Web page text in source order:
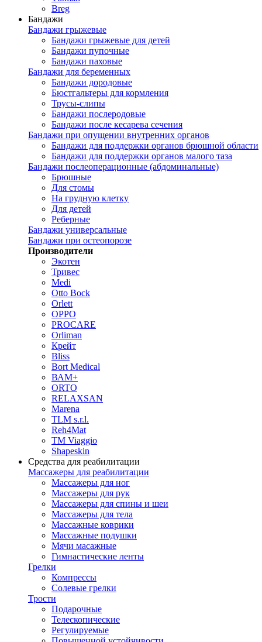
Breg
Бандажи
Бандажи грыжевые
Бандажи грыжевые для детей
Бандажи пупочные
Бандажи паховые
Бандажи для беременных
Бандажи дородовые
Бюстгальтеры для кормления
Трусы-слипы
Бандажи послеродовые
Бандажи после кесарева сечения
Бандажи при опущении внутренних органов
Бандажи для поддержки органов брюшной области
Бандажи для поддержки органов малого таза
Бандажи послеоперационные (абдоминальные)
Брюшные
Для стомы
На грудную клетку
Для детей
Реберные
Бандажи универсальные
Бандажи при остеопорозе
Производители
Экотен
Тривес
Medi
Otto Bock
Orlett
OPPO
PROCARE
Orliman
Крейт
Bliss
Bort Medical
ВАМ+
ORTO
RELAXSAN
Marena
TLM s.r.l.
Reh4Mat
TM Viaggio
Shapeskin
Средства для реабилитации
Массажеры для реабилитации
Массажеры для ног
Массажеры для рук
Массажеры для спины и шеи
Массажеры для тела
Массажные коврики
Массажные подушки
Мячи масажные
Гимнастические ленты
Грелки
Компрессы
Солевые грелки
Трости
Подарочные
Телескопические
Регулируемые